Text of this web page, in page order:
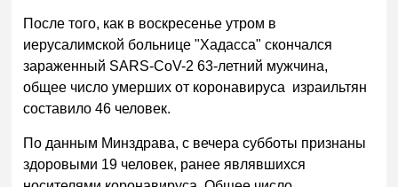
После того, как в воскресенье утром в
иерусалимской больнице "Хадасса" скончался
зараженный SARS-CoV-2 63-летний мужчина,
общее число умерших от коронавируса израильтян
составило 46 человек.
По данным Минздрава, с вечера субботы признаны
здоровыми 19 человек, ранее являвшихся